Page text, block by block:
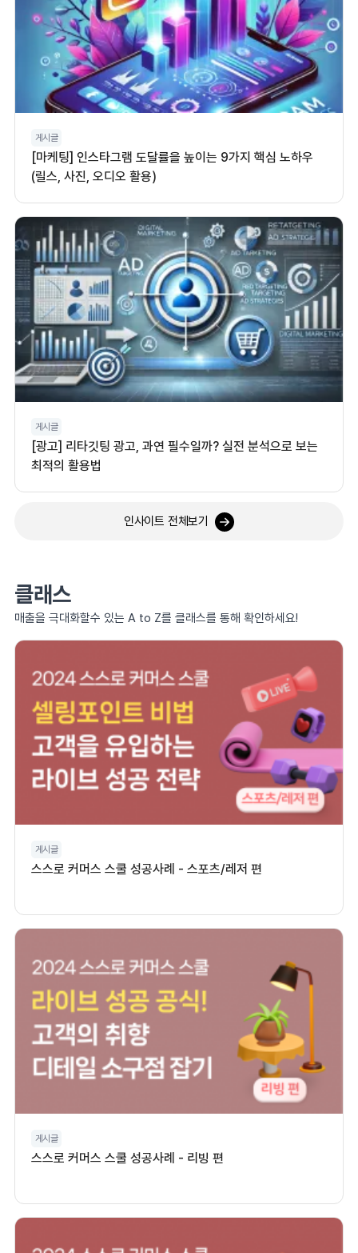
게시글
[마케팅] 인스타그램 도달률을 높이는 9가지 핵심 노하우
(릴스, 사진, 오디오 활용)
게시글
[광고] 리타깃팅 광고, 과연 필수일까? 실전 분석으로 보는
최적의 활용법
인사이트 전체보기
클래스
매출을 극대화할수 있는 A to Z를 클래스를 통해 확인하세요!
게시글
스스로 커머스 스쿨 성공사례 - 스포츠/레저 편
게시글
스스로 커머스 스쿨 성공사례 - 리빙 편